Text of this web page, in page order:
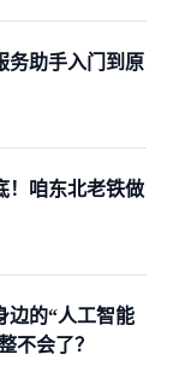
务助手入门到原
！咱东北老铁做
边的“人工智能
不会了？